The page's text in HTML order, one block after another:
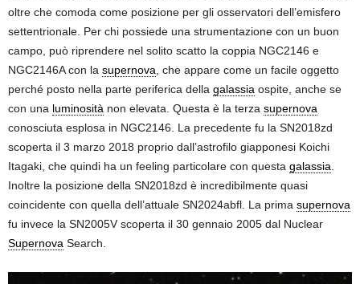
oltre che comoda come posizione per gli osservatori dell’emisfero
settentrionale. Per chi possiede una strumentazione con un buon
campo, può riprendere nel solito scatto la coppia NGC2146 e
NGC2146A con la supernova , che appare come un facile oggetto
perché posto nella parte periferica della galassia ospite, anche se
con una luminosità non elevata. Questa è la terza supernova
conosciuta esplosa in NGC2146. La precedente fu la SN2018zd
scoperta il 3 marzo 2018 proprio dall’astrofilo giapponesi Koichi
Itagaki, che quindi ha un feeling particolare con questa galassia
Inoltre la posizione della SN2018zd è incredibilmente quasi
coincidente con quella dell’attuale SN2024abfl. La prima supernova
fu invece la SN2005V scoperta il 30 gennaio 2005 dal Nuclear
Supernova Search.